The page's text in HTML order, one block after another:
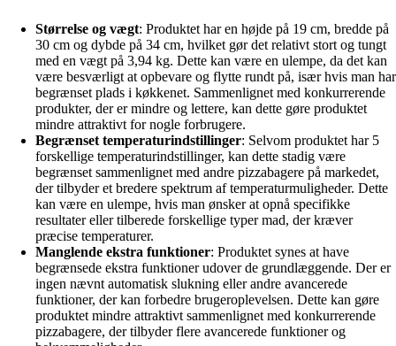
Størrelse og vægt: Produktet har en højde på 19 cm, bredde på
30 cm og dybde på 34 cm, hvilket gør det relativt stort og tungt
med en vægt på 3,94 kg. Dette kan være en ulempe, da det kan
være besværligt at opbevare og flytte rundt på, især hvis man har
begrænset plads i køkkenet. Sammenlignet med konkurrerende
produkter, der er mindre og lettere, kan dette gøre produktet
mindre attraktivt for nogle forbrugere.
Begrænset temperaturindstillinger: Selvom produktet har 5
forskellige temperaturindstillinger, kan dette stadig være
begrænset sammenlignet med andre pizzabagere på markedet,
der tilbyder et bredere spektrum af temperaturmuligheder. Dette
kan være en ulempe, hvis man ønsker at opnå specifikke
resultater eller tilberede forskellige typer mad, der kræver
præcise temperaturer.
Manglende ekstra funktioner: Produktet synes at have
begrænsede ekstra funktioner udover de grundlæggende. Der er
ingen nævnt automatisk slukning eller andre avancerede
funktioner, der kan forbedre brugeroplevelsen. Dette kan gøre
produktet mindre attraktivt sammenlignet med konkurrerende
pizzabagere, der tilbyder flere avancerede funktioner og